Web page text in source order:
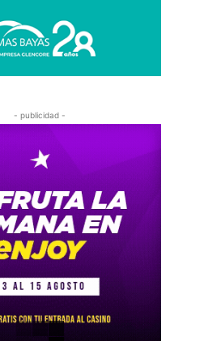
- publicidad -